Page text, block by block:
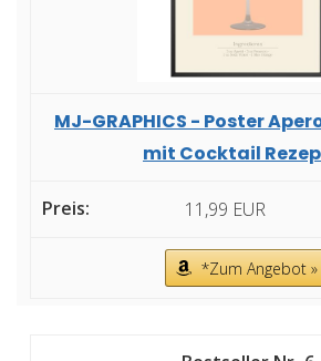
MJ-GRAPHICS - Poster
mit Cocktail
11,99 EUR
*Zum Angebot »